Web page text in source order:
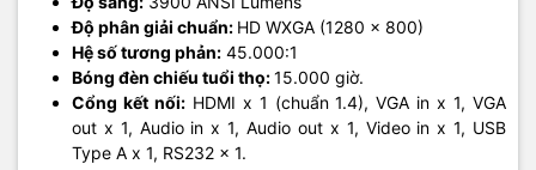
Độ phân giải chuẩn: HD WXGA (1280 × 800)
Hệ số tương phản: 45.000:1
Bóng đèn chiếu tuổi thọ:15.000 giờ.
Cổng kết nối:HDMI x 1 (chuẩn 1.4), VGA in x 1, VGA
out x 1, Audio in x 1, Audio out x 1, Video in x 1, USB
Type A x 1, RS232 x 1.